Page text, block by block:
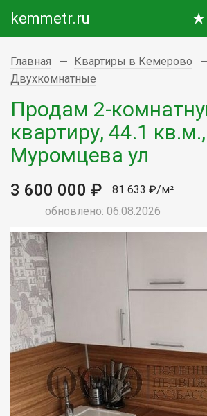
kemmetr.ru
Главная
Квартиры в Кемерово
Двухкомнатные
Продам 2-
квартиру, 44.1 кв.м.,
Муромцева ул
3 600 000 ₽
81 633 ₽/м²
обновлено: 06.08.2026